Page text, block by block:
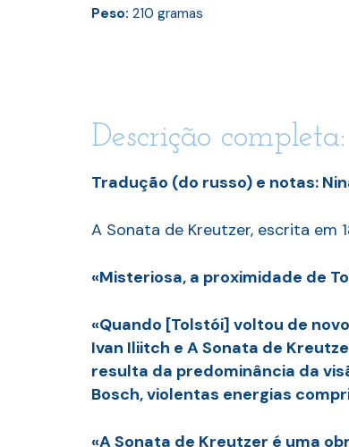
Peso: 210 gramas
Descrição completa:
Tradução (do russo) e notas:
A Sonata de Kreutzer, escrita em
«Misteriosa, a proximidade de
«Quando [Tolstói] voltou de
Ivan Iliitch e A Sonata de
resulta da predominância da
Bosch, violentas energias
«A Sonata de Kreutzer é uma